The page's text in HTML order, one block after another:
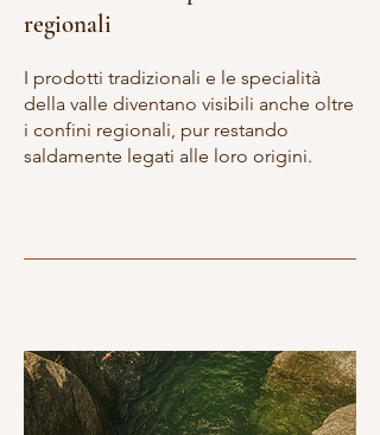
regionali
I prodotti tradizionali e le specialità
della valle diventano visibili anche oltre
i confini regionali, pur restando
saldamente legati alle loro origini.